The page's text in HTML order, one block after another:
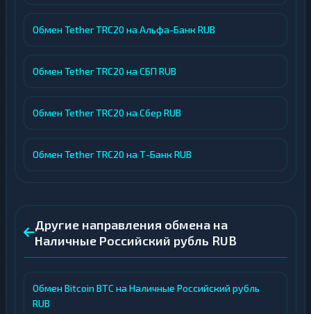
Обмен Tether TRC20 на Альфа-Банк RUB
Обмен Tether TRC20 на СБП RUB
Обмен Tether TRC20 на Сбер RUB
Обмен Tether TRC20 на Т-Банк RUB
Другие направления обмена на
Наличные Российский рубль RUB
Обмен Bitcoin BTC на Наличные Российский рубль
RUB